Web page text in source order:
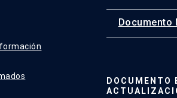
Documento
DOCUMENTO